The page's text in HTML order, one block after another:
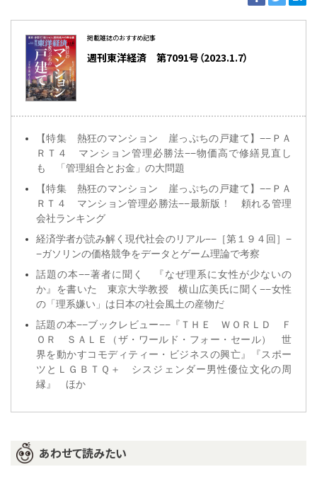
掲載雑誌のおすすめ記事
週刊東洋経済 第7091号（2023.1.7）
【特集 熱狂のマンション 崖っぷちの戸建て】−−ＰＡ
ＲＴ４ マンション管理必勝法−−物価高で修繕見直し
も 「管理組合とお金」の大問題
【特集 熱狂のマンション 崖っぷちの戸建て】−−ＰＡ
ＲＴ４ マンション管理必勝法−−最新版！ 頼れる管理
会社ランキング
経済学者が読み解く現代社会のリアル−−［第１９４回］−
−ガソリンの価格競争をデータとゲーム理論で考察
話題の本−−著者に聞く 『なぜ理系に女性が少ないの
か』を書いた 東京大学教授 横山広美氏に聞く−−女性
の「理系嫌い」は日本の社会風土の産物だ
話題の本−−ブックレビュー−−『ＴＨＥ ＷＯＲＬＤ Ｆ
ＯＲ ＳＡＬＥ（ザ・ワールド・フォー・セール） 世
界を動かすコモディティー・ビジネスの興亡』『スポー
ツとＬＧＢＴＱ＋ シスジェンダー男性優位文化の周
縁』 ほか
あわせて読みたい